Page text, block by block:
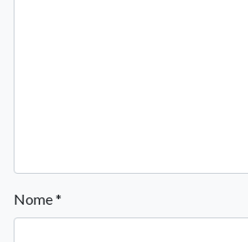
Nome*